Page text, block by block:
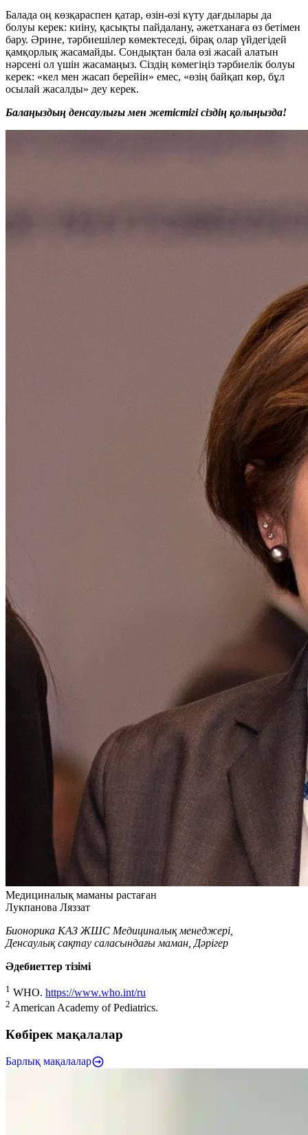
Балада оң көзқараспен қатар, өзін-өзі күту дағдылары да
болуы керек: киіну, қасықты пайдалану, әжетханаға өз бетімен
бару. Әрине, тәрбиешілер көмектеседі, бірақ олар үйдегідей
қамқорлық жасамайды. Сондықтан бала өзі жасай алатын
нәрсені ол үшін жасамаңыз. Сіздің көмегіңіз тәрбиелік болуы
керек: «кел мен жасап берейін» емес, «өзің байқап көр, бұл
осылай жасалды» деу керек.
Балаңыздың денсаулығы мен жетістігі сіздің қолыңызда!
Медициналық маманы растаған
Лукпанова Ляззат
Бионорика КАЗ ЖШС Медициналық менеджері,
Денсаулық сақтау саласындағы маман, Дәрігер
Әдебиеттер тізімі
1 WHO. https://www.who.int/ru
2 American Academy of Pediatrics.
Көбірек мақалалар
Барлық мақалалар